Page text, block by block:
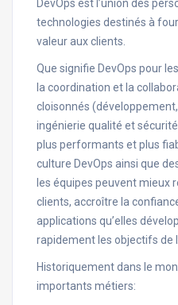
DevOps est l’union des
technologies destinés à
valeur aux clients.
Que signifie DevOps pour
la coordination et la
cloisonnés
ingénierie qualité et
plus performants et plus
culture DevOps ainsi que
les équipes peuvent mieux
clients, accroître la
applications qu’elles
rapidement les objectifs de
Historiquement dans le
importants métiers: